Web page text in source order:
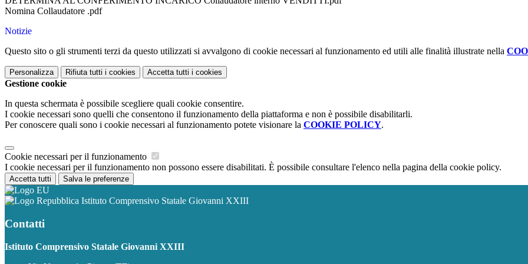
Nomina Collaudatore .pdf
Notizie
Questo sito o gli strumenti terzi da questo utilizzati si avvalgono di cookie necessari al funzionamento ed utili alle finalità illustrate nella
Personalizza Rifiuta tutti i cookies Accetta tutti i cookies
Gestione cookie
In questa schermata è possibile scegliere quali cookie consentire.
I cookie necessari sono quelli che consentono il funzionamento della piattaforma e non è possibile disabilitarli.
Per conoscere quali sono i cookie necessari al funzionamento potete visionare la COOKIE POLICY.
Cookie necessari per il funzionamento
I cookie necessari per il funzionamento non possono essere disabilitati. È possibile consultare l'elenco nella pagina della cookie policy.
Accetta tutti Salva le preferenze
Istituto Comprensivo Statale Giovanni XXIII
Contatti
Istituto Comprensivo Statale Giovanni XXIII